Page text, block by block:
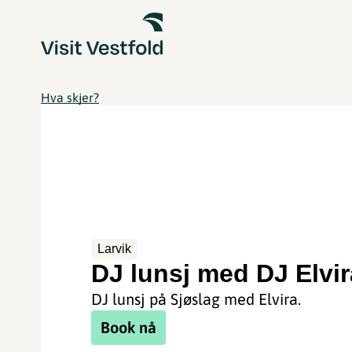
Hva skjer?
Larvik
DJ lunsj med DJ
DJ lunsj på Sjøslag med Elvira.
Book nå